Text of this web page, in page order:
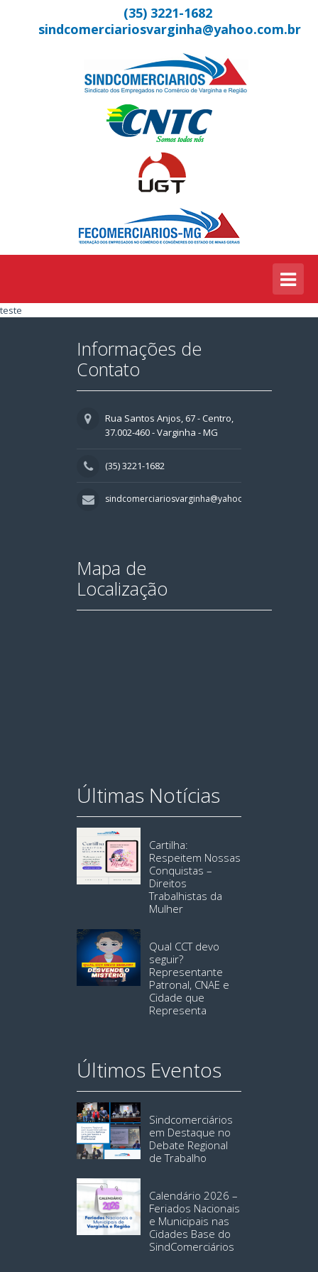
(35) 3221-1682
sindcomerciariosvarginha@yahoo.com.br
teste
Informações de
Contato
Rua Santos Anjos, 67 - Centro,
37.002-460 - Varginha - MG
(35) 3221-1682
sindcomerciariosvarginha@yahoo.com.br
Mapa de
Localização
Últimas Notícias
Cartilha:
Respeitem Nossas
Conquistas –
Direitos
Trabalhistas da
Mulher
Qual CCT devo
seguir?
Representante
Patronal, CNAE e
Cidade que
Representa
Últimos Eventos
Sindcomerciários
em Destaque no
Debate Regional
de Trabalho
Calendário 2026 –
Feriados Nacionais
e Municipais nas
Cidades Base do
SindComerciários